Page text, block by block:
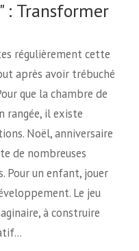
: Transformer
régulièrement cette
après avoir trébuché
que la chambre de
rangée, il existe
Noël, anniversaire
de nombreuses
Pour un enfant, jouer
Le jeu
à construire